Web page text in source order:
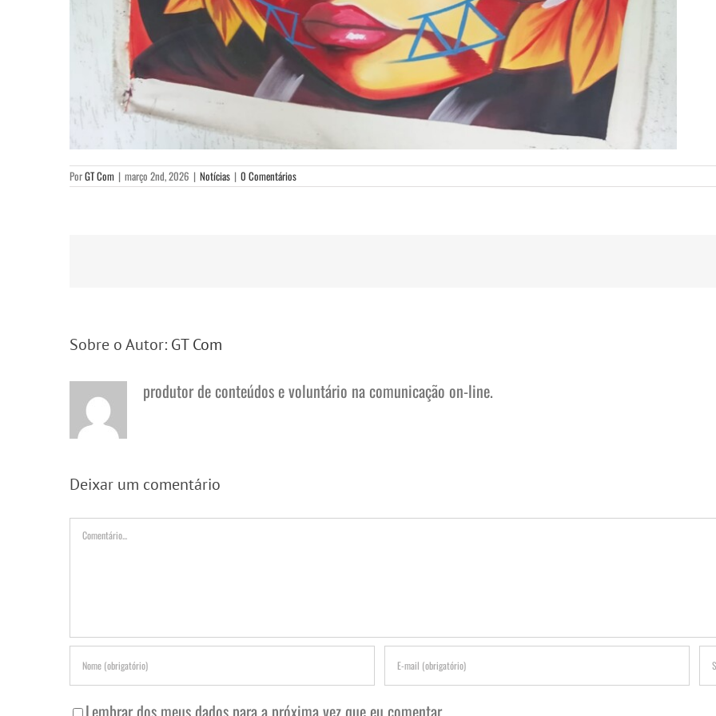
PorGT Com | março 2nd, 2026 | Notícias | 0 Comentários
Sobre o Autor: GT Com
produtor de conteúdos e voluntário na comunicação on-line.
Deixar um comentário
Comentário
Lembrar dos meus dados para a próxima vez que eu comentar.